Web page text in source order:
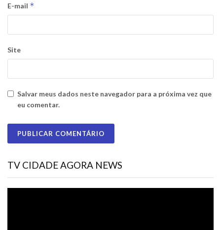
E-mail *
Site
Salvar meus dados neste navegador para a próxima vez que
eu comentar.
TV CIDADE AGORA NEWS